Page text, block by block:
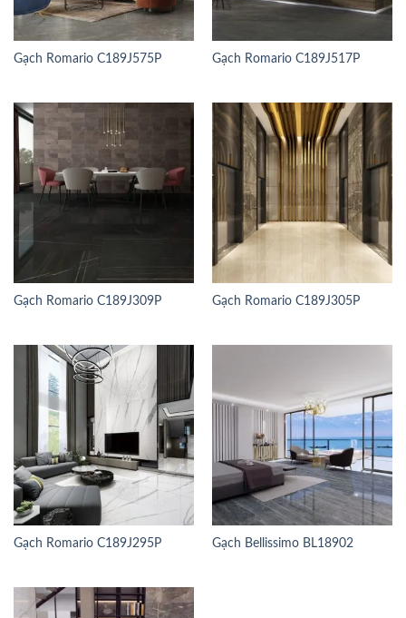
Gạch Romario C189J575P Gạch Romario C189J517P
Gạch Romario C189J309P Gạch Romario C189J305P
Gạch Romario C189J295P Gạch Bellissimo BL18902